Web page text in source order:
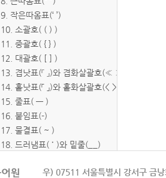
9. 작은따옴표(‘ ’)
10. 소괄호( ( ) )
11. 중괄호( { } )
12. 대괄호( [ ] )
13. 겹낫표(『 』)와 겹화살괄호(≪ ≫)
14. 홑낫표(「 」)와 홑화살괄호(< >)
15. 줄표( ― )
16. 붙임표(-)
17. 물결표( ~ )
18. 드러냄표( ˙ )와 밑줄(__)
20. 빠짐표( □ )우) 07511 서울특별시 강서구 금